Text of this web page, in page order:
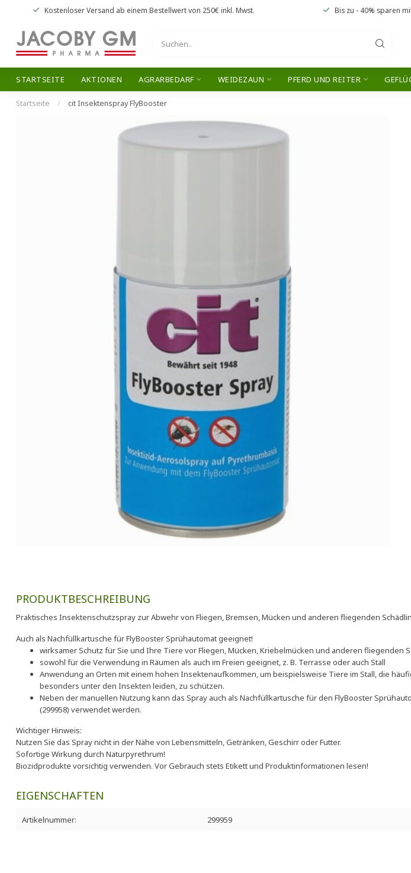
Kostenloser Versand ab einem Bestellwert von 250€ inkl. Mwst. Bis zu - 40% sparen
STARTSEITE AKTIONEN AGRARBEDARF WEIDEZAUN PFERD UND REITER
Startseite / cit Insektenspray FlyBooster
PRODUKTBESCHREIBUNG
Praktisches Insektenschutzspray zur Abwehr von Fliegen, Bremsen, Mücken und anderen fliegenden
Auch als Nachfüllkartusche für FlyBooster Sprühautomat geeignet!
wirksamer Schutz für Sie und Ihre Tiere vor Fliegen, Mücken, Kriebelmücken und anderen fliegenden
sowohl für die Verwendung in Räumen als auch im Freien geeignet, z. B. Terrasse oder auch Stall
Anwendung an Orten mit einem hohen Insektenaufkommen, um beispielsweise Tiere im Stall, die
besonders unter den Insekten leiden, zu schützen.
Neben der manuellen Nutzung kann das Spray auch als Nachfüllkartusche für den FlyBooster
(299958) verwendet werden.
Wichtiger Hinweis:
Nutzen Sie das Spray nicht in der Nähe von Lebensmitteln, Getränken, Geschirr oder Futter.
Sofortige Wirkung durch Naturpyrethrum!
Biozidprodukte vorsichtig verwenden. Vor Gebrauch stets Etikett und Produktinformationen lesen!
EIGENSCHAFTEN
Artikelnummer: 299959